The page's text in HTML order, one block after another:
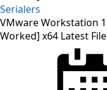
Serialers
VMware Workstation
Worked] x64 Latest